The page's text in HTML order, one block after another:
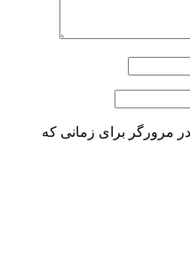
مرورگر برای زمانی که